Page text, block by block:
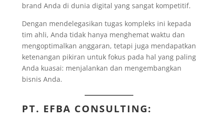
brand Anda di dunia digital yang sangat kompetitif.
Dengan mendelegasikan tugas kompleks ini kepada
tim ahli, Anda tidak hanya menghemat waktu dan
mengoptimalkan anggaran, tetapi juga mendapatkan
ketenangan pikiran untuk fokus pada hal yang paling
Anda kuasai: menjalankan dan mengembangkan
bisnis Anda.
PT. EFBA CONSULTING: